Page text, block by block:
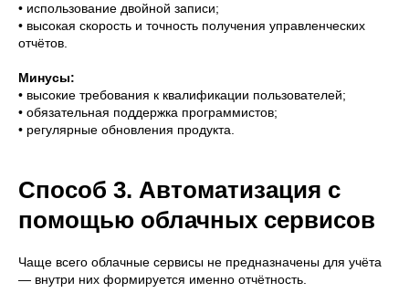
• использование двойной записи;
• высокая скорость и точность получения управленческих
отчётов.
Минусы:
• высокие требования к квалификации пользователей;
• обязательная поддержка программистов;
• регулярные обновления продукта.
Способ 3. Автоматизация с
помощью облачных сервисов
Чаще всего облачные сервисы не предназначены для учёта
— внутри них формируется именно отчётность.